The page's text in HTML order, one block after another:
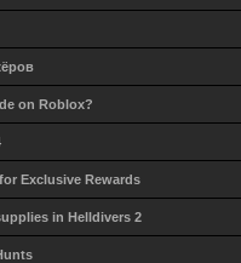
on Roblox?
Exclusive Rewards
in Helldivers 2